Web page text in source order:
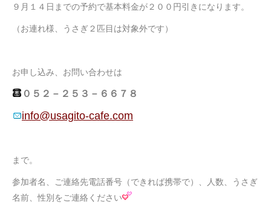
９月１４日までの予約で基本料金が２００円引きになります。
（お連れ様、うさぎ２匹目は対象外です）
お申し込み、お問い合わせは
０５２－２５３－６６７８
info@usagito-cafe.com
まで。
参加者名、ご連絡先電話番号（できれば携帯で）、人数、うさぎ
名前、性別をご連絡ください